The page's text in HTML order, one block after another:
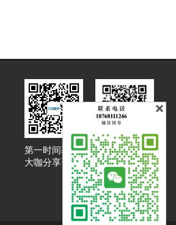
第一时间获取
大咖分享资讯
大咖说吐槽客服